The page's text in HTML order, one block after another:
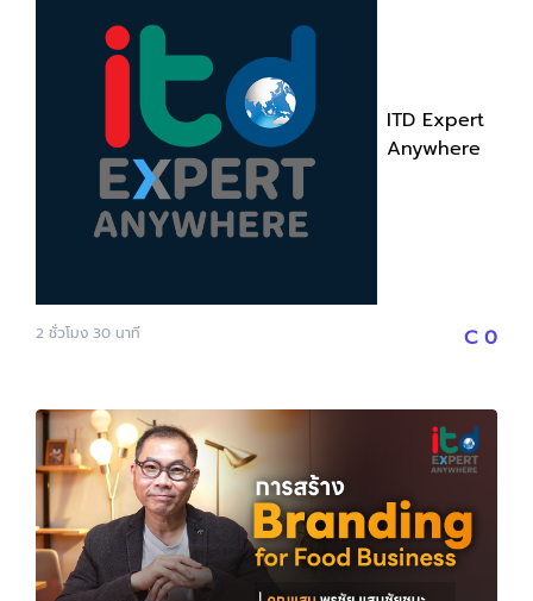
ขนส่งและเก็บรักษา และเพิ่มความพึงพอใจให้ลูกค้าด้วยการ
ส่งมอบที่ทันเวลา
ITD Expert
Anywhere
2 ชั่วโมง 30 นาที C 0